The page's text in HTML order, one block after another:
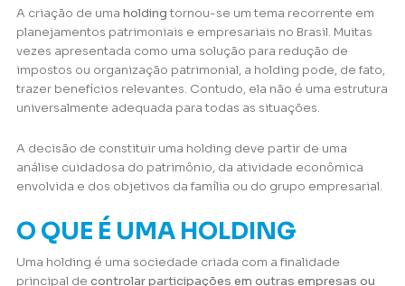
A criação de uma holdingtornou-se um tema recorrente em
planejamentos patrimoniais e empresariais no Brasil. Muitas
vezes apresentada como uma solução para redução de
impostos ou organização patrimonial, a holding pode, de fato,
trazer benefícios relevantes. Contudo, ela não é uma estrutura
universalmente adequada para todas as situações.
A decisão de constituir uma holding deve partir de uma
análise cuidadosa do patrimônio, da atividade econômica
envolvida e dos objetivos da família ou do grupo empresarial.
O QUE É UMA HOLDING
Uma holding é uma sociedade criada com a finalidade
principal de controlar participações em outras empresas ou